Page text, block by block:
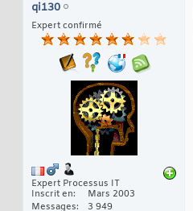
qi130
Expert confirmé
Expert Processus IT
Inscrit en
Mars 2003
Messages
3 949